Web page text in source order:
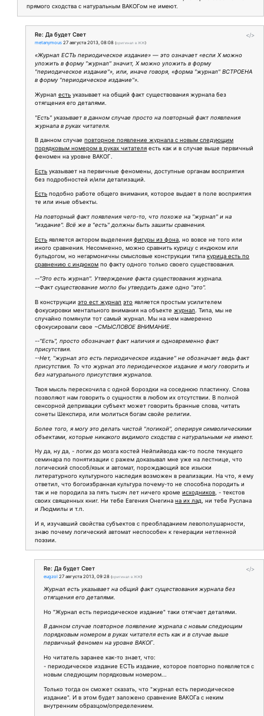
прямого сходства с натуральным ВАКОГом не имеют.
</>
Re: Да будет Свет
metanymous 27 августа 2013, 08:08 (оригинал в ЖЖ)
«Журнал ЕСТЬ периодическое издание» — это означает «если Х можно
уложить в форму "журнал" значит, Х можно уложить в форму
"периодическое издание"», или, иначе говоря, «форма "журнал" ВСТРОЕНА
в форму "периодическое издание"».
Журналесть указывает на общий факт существования журнала без
отягщения его деталями.
"Есть" указывает в данном случае просто на повторный факт появления
журнала в руках читателя.
В данном случаеповторное появление журнала с новым следующим
порядковым номером в руках читателя есть как и в случае выше первичный
феномен на уровне ВАКОГ.
Есть указывает на первичные феномены, доступные органам восприятия
без подробностей и/или детализаций.
Есть подобно работе общего внимания, которое выдает в поле восприятия
те или иные объекты.
На повторный факт появления чего-то, что похоже на "журнал" и на
"издание". Всё же в "есть" должны быть зашиты сравнения.
Есть является актором выделенияфигуры из фона , но вовсе не того или
иного сравнения. Несомненно, можно сравнить курицу с индюком или
бульдогом, но негармоничны смысловые конструкции типакурица есть по
сравнению с индюком по факту одного только своего существования.
--"Это есть журнал". Утверждение факта существования журнала.
--Факт существование могло бы утвердить даже одно "это".
В конструкцииэто ест журнал это является простым усилителем
фокусировки ментального внимания на объектежурнал
. Типа, мы не
случайно помянули тот самый журнал. Мы на нем намеренно
сфокусировали свое ~СМЫСЛОВОЕ ВНИМАНИЕ
--"Есть", просто обозначает факт наличия и одновременно факт
присутствия.
--Нет, "журнал это есть периодическое издание" не обозначает ведь факт
присутствия. То что журнал это периодическое издание я могу говорить и
без натурального присутствия журналов.
Твоя мысль перескочила с одной бороздки на соседнюю пластинку. Слова
позволяют нам говорить о сущностях в любом их отсутствии. В полной
сенсорной депривации субъект может говорить бранные слова, читать
сонеты Шекспира, или молиться богам свойе религии.
Более того, я могу это делать чистой "логикой", оперируя символическими
объектами, которые никакого видимого сходства с натуральными не имеют.
Ну да, ну да, - логик до мозга костей Нейпийвода как-то после текущего
семинара по понятизации с ражем доказывал мне уже на лестнице, что
логический способ/язык и автомат, порождающий все изыски
литературного культурного наследия возможен в реализации. На что, я ему
ответил, что богоизбранная культура почему-то не способна породить и
так и не породила за пять тысяч лет ничего кромеисходников , - текстов
своих священных книг. Ни тебе Евгения Онегинана их лад
, ни тебе Руслана
и Людмилы и т.п.
И я, изучавший свойства субъектов с преобладанием левополушарности,
знаю почему логический автомат неспособен к генерации нетленной
поэзии.
</>
Re: Да будет Свет
eugzol 27 августа 2013, 09:28 (оригинал в ЖЖ)
Журнал есть указывает на общий факт существования журнала без
отягщения его деталями.
Но "Журнал есть периодическое издание" таки отягчает деталями.
В данном случае повторное появление журнала с новым следующим
порядковым номером в руках читателя есть как и в случае выше
первичный феномен на уровне ВАКОГ.
Но читатель заранее как-то знает, что:
- периодическое издание ЕСТЬ издание, которое повторно появляется с
новым следующим порядковым номером...
Только тогда он сможет сказать, что "журнал есть периодическое
издание". И в этом будет заложено сравнение ВАКОГа с неким
внутренним образцом/определением.